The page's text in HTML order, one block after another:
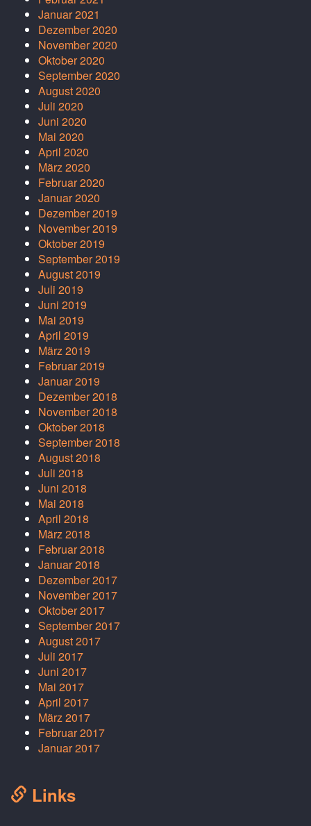
Januar 2021
Dezember 2020
November 2020
Oktober 2020
September 2020
August 2020
Juli 2020
Juni 2020
Mai 2020
April 2020
März 2020
Februar 2020
Januar 2020
Dezember 2019
November 2019
Oktober 2019
September 2019
August 2019
Juli 2019
Juni 2019
Mai 2019
April 2019
März 2019
Februar 2019
Januar 2019
Dezember 2018
November 2018
Oktober 2018
September 2018
August 2018
Juli 2018
Juni 2018
Mai 2018
April 2018
März 2018
Februar 2018
Januar 2018
Dezember 2017
November 2017
Oktober 2017
September 2017
August 2017
Juli 2017
Juni 2017
Mai 2017
April 2017
März 2017
Februar 2017
Januar 2017
Links